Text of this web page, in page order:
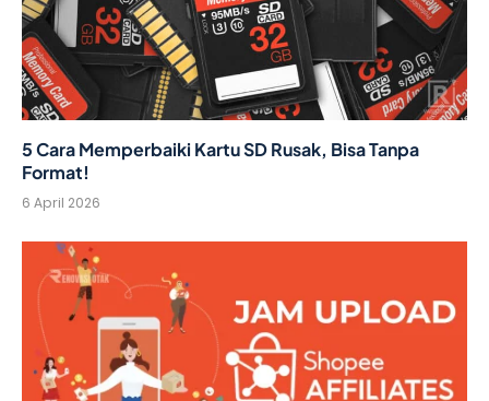
5 Cara Memperbaiki Kartu SD Rusak, Bisa Tanpa
Format!
6 April 2026